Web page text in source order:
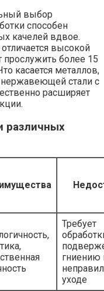
выбор
способен
качелей вдвое.
высокой
более 15
касается металлов,
стали с
расширяет
различных
Требует
гниению
уходе